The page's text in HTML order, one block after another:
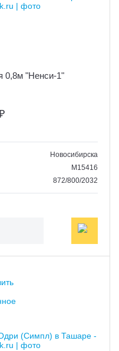
0,8м "Ненси-1"
Новосибирска
M15416
872/800/2032